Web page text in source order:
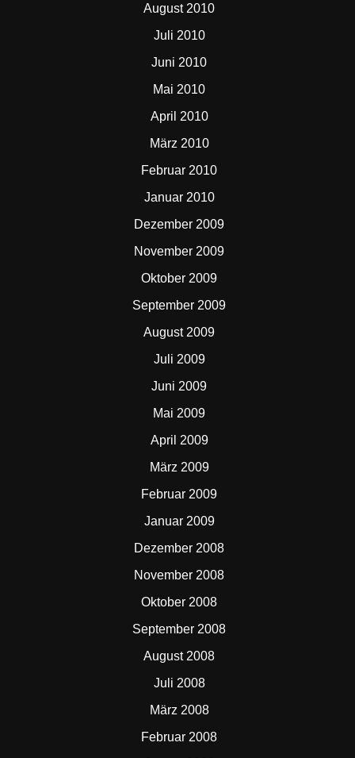
August 2010
Juli 2010
Juni 2010
Mai 2010
April 2010
März 2010
Februar 2010
Januar 2010
Dezember 2009
November 2009
Oktober 2009
September 2009
August 2009
Juli 2009
Juni 2009
Mai 2009
April 2009
März 2009
Februar 2009
Januar 2009
Dezember 2008
November 2008
Oktober 2008
September 2008
August 2008
Juli 2008
März 2008
Februar 2008